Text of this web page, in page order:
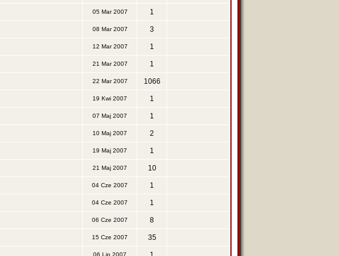
05 Mar 2007 1
08 Mar 2007 3
12 Mar 2007 1
21 Mar 2007 1
22 Mar 2007 1066
19 Kwi 2007 1
07 Maj 2007 1
10 Maj 2007 2
19 Maj 2007 1
21 Maj 2007 10
04 Cze 2007 1
04 Cze 2007 1
06 Cze 2007 8
15 Cze 2007 35
06 Lip 2007